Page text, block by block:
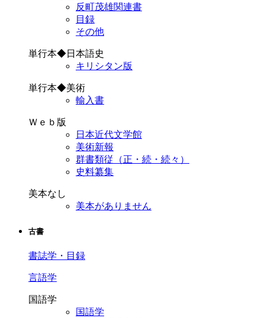
反町茂雄関連書
目録
その他
単行本◆日本語史
キリシタン版
単行本◆美術
輸入書
Ｗｅｂ版
日本近代文学館
美術新報
群書類従（正・続・続々）
史料纂集
美本なし
美本がありません
古書
書誌学・目録
言語学
国語学
国語学